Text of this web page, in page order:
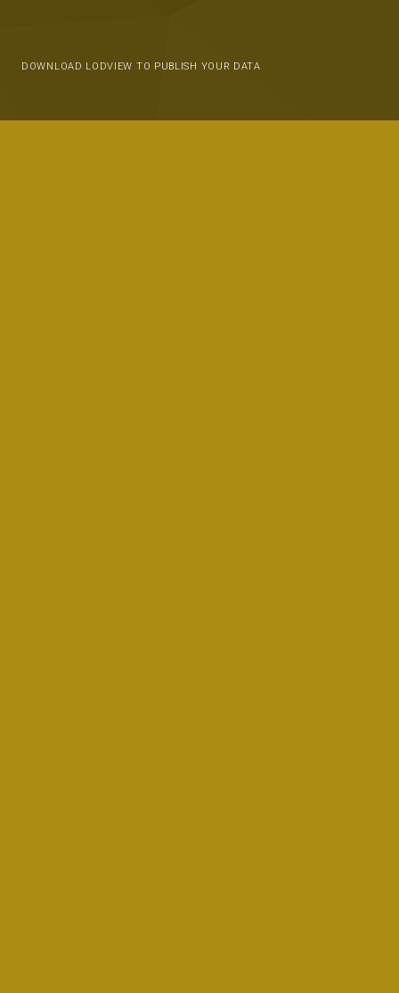
DOWNLOAD LODVIEW TO PUBLISH YOUR DATA